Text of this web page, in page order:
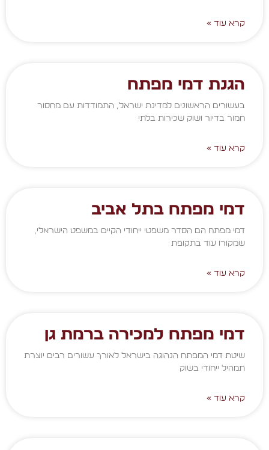
קרא עוד »
הגנת דמי מפתח
בעשורים הראשונים למדינת ישראל, התמודדות עם מחסור
חמור בדיור ושוק שכירות בלתי
קרא עוד »
דמי מפתח בתל אביב
דמי מפתח הם הסדר משפטי ייחודי הקיים במשפט הישראלי,
שמקורו עוד בתקופת
קרא עוד »
דמי מפתח למכירה ברמת גן
שיטת דמי המפתח הנהוגה בישראל לאורך עשורים רבים יוצרת
תמהיל ייחודי בשוק
קרא עוד »